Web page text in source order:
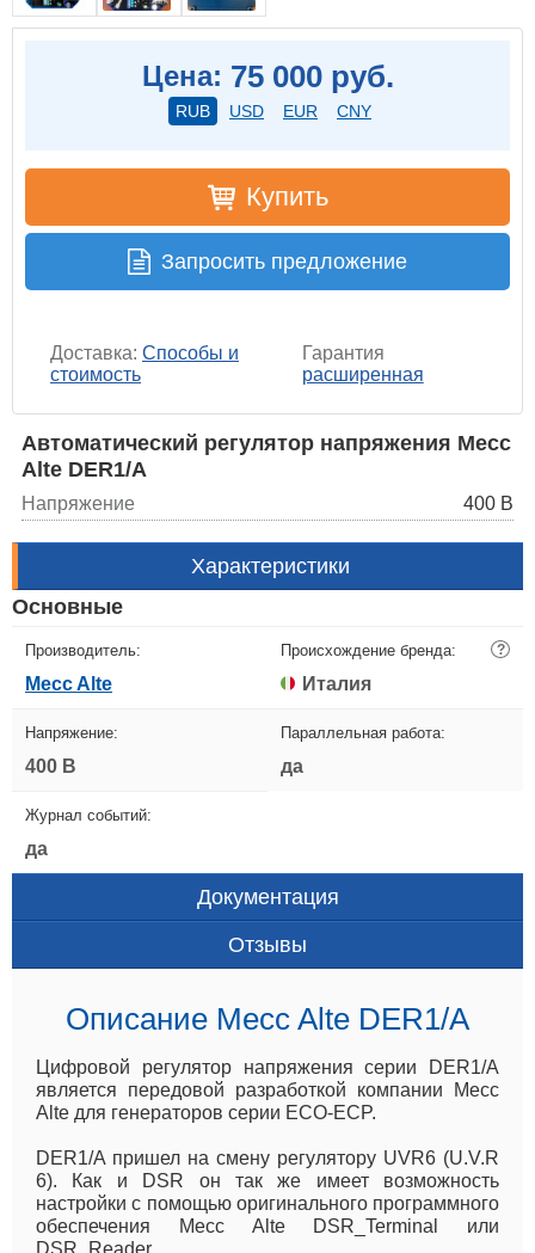
Цена: 75 000 руб.
RUB USD EUR CNY
Купить
Запросить предложение
Доставка: Способы и
стоимость
Гарантия
расширенная
Автоматический регулятор напряжения Mecc
Alte DER1/A
Напряжение 400 В
Характеристики
Основные
Производитель:
Mecc Alte
Происхождение бренда: ?
Италия
Напряжение:
400 В
Параллельная работа:
да
Журнал событий:
да
Документация
Отзывы
Описание Mecc Alte DER1/A
Цифровой регулятор напряжения серии DER1/A
является передовой разработкой компании Mecc
Alte для генераторов серии ECO-ECP.
DER1/A пришел на смену регулятору UVR6 (U.V.R
6). Как и DSR он так же имеет возможность
настройки с помощью оригинального программного
обеспечения Mecc Alte DSR_Terminal или